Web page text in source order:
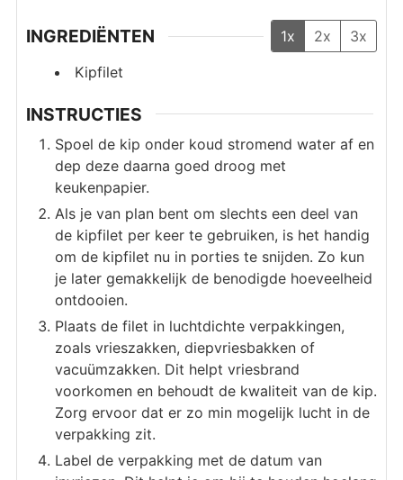
INGREDIËNTEN 1x 2x
3x
Kipfilet
INSTRUCTIES
Spoel de kip onder koud stromend water af en
dep deze daarna goed droog met
keukenpapier.
Als je van plan bent om slechts een deel van
de kipfilet per keer te gebruiken, is het handig
om de kipfilet nu in porties te snijden. Zo kun
je later gemakkelijk de benodigde hoeveelheid
ontdooien.
Plaats de filet in luchtdichte verpakkingen,
zoals vrieszakken, diepvriesbakken of
vacuümzakken. Dit helpt vriesbrand
voorkomen en behoudt de kwaliteit van de kip.
Zorg ervoor dat er zo min mogelijk lucht in de
verpakking zit.
Label de verpakking met de datum van